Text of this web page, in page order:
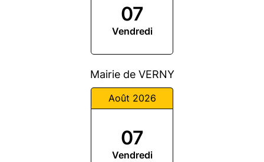
07
Vendredi
Mairie de VERNY
Août 2026
07
Vendredi